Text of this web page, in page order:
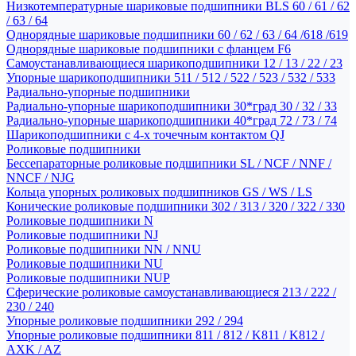
Низкотемпературные шариковые подшипники BLS 60 / 61 / 62
/ 63 / 64
Однорядные шариковые подшипники 60 / 62 / 63 / 64 /618 /619
Однорядные шариковые подшипники с фланцем F6
Самоустанавливающиеся шарикоподшипники 12 / 13 / 22 / 23
Упорные шарикоподшипники 511 / 512 / 522 / 523 / 532 / 533
Радиально-упорные подшипники
Радиально-упорные шарикоподшипники 30*град 30 / 32 / 33
Радиально-упорные шарикоподшипники 40*град 72 / 73 / 74
Шарикоподшипники с 4-х точечным контактом QJ
Роликовые подшипники
Бессепараторные роликовые подшипники SL / NCF / NNF /
NNCF / NJG
Кольца упорных роликовых подшипников GS / WS / LS
Конические роликовые подшипники 302 / 313 / 320 / 322 / 330
Роликовые подшипники N
Роликовые подшипники NJ
Роликовые подшипники NN / NNU
Роликовые подшипники NU
Роликовые подшипники NUP
Сферические роликовые самоустанавливающиеся 213 / 222 /
230 / 240
Упорные роликовые подшипники 292 / 294
Упорные роликовые подшипники 811 / 812 / K811 / K812 /
AXK / AZ